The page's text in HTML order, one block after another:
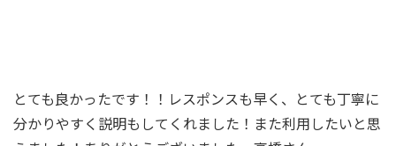
とても良かったです！！レスポンスも早く、とても丁寧に
分かりやすく説明もしてくれました！また利用したいと思